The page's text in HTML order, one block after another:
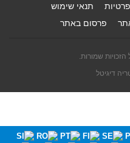
תנאי שימוש
פרסום באתר
דיגיטל